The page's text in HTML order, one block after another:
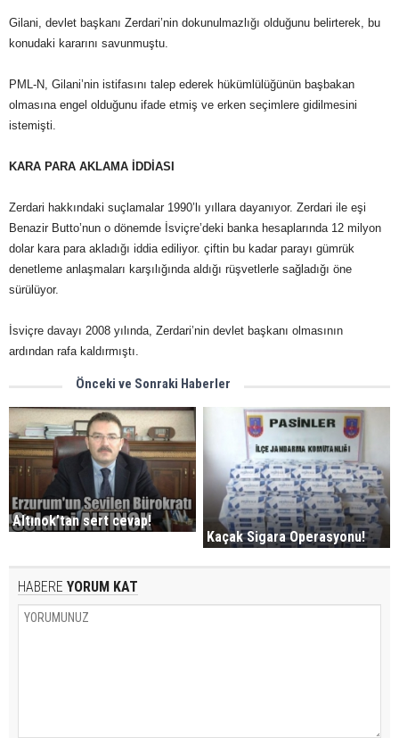
Gilani, devlet başkanı Zerdari’nin dokunulmazlığı olduğunu belirterek, bu
konudaki kararını savunmuştu.
PML-N, Gilani’nin istifasını talep ederek hükümlülüğünün başbakan
olmasına engel olduğunu ifade etmiş ve erken seçimlere gidilmesini
istemişti.
KARA PARA AKLAMA İDDİASI
Zerdari hakkındaki suçlamalar 1990’lı yıllara dayanıyor. Zerdari ile eşi
Benazir Butto’nun o dönemde İsviçre’deki banka hesaplarında 12 milyon
dolar kara para akladığı iddia ediliyor. çiftin bu kadar parayı gümrük
denetleme anlaşmaları karşılığında aldığı rüşvetlerle sağladığı öne
sürülüyor.
İsviçre davayı 2008 yılında, Zerdari’nin devlet başkanı olmasının
ardından rafa kaldırmıştı.
Önceki ve Sonraki Haberler
Altınok’tan sert cevap!
Kaçak Sigara Operasyonu!
HABERE YORUM KAT